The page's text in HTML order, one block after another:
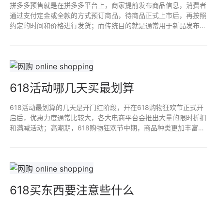
拼多多预售就是在拼多多平台上，商家提前发布商品信息，消费者
通过支付定金或全款的方式预订商品，待商品正式上市后，再按照
约定的时间和价格进行发货；而传统目的就是通常用于新品发布或
618活动哪几天买最划算
618活动最划算的几天是开门红阶段，开在618购物狂欢节正式开
启后，优惠力度通常比较大，各大电商平台会推出大量的限时折扣
和满减活动；高潮期，618购物狂欢节中期，商品种类更加丰富；
618买东西要注意些什么